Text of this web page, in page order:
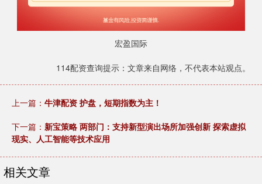
宏盈国际
114配资查询提示：文章来自网络，不代表本站观点。
上一篇： 牛津配资 护盘，短期指数为主！
下一篇： 新宝策略 两部门：支持新型演出场所加强创新 探索虚拟
现实、人工智能等技术应用
相关文章